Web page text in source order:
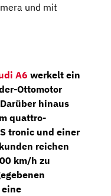
und mit
A6 werkelt ein
Ottomotor
hinaus
quattro-
tronic und einer
reichen
km/h zu